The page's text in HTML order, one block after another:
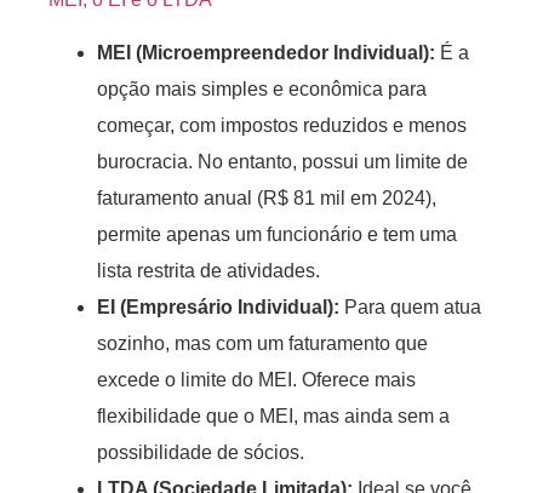
MEI (Microempreendedor Individual): É a
opção mais simples e econômica para
começar, com impostos reduzidos e menos
burocracia. No entanto, possui um limite de
faturamento anual (R$ 81 mil em 2024),
permite apenas um funcionário e tem uma
lista restrita de atividades.
EI (Empresário Individual): Para quem atua
sozinho, mas com um faturamento que
excede o limite do MEI. Oferece mais
flexibilidade que o MEI, mas ainda sem a
possibilidade de sócios.
LTDA (Sociedade Limitada): Ideal se você